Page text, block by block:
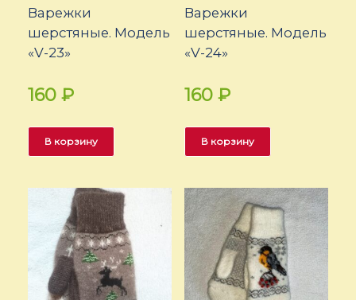
Варежки
шерстяные. Модель
«V-23»
160 ₽
В корзину
Варежки
шерстяные. Модель
«V-24»
160 ₽
В корзину